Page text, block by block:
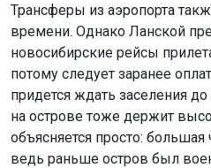
Трансферы из аэропорта
времени. Однако Ланской
новосибирские рейсы
потому следует заранее
придется ждать заселения
на острове тоже держит
объясняется просто:
ведь раньше остров был